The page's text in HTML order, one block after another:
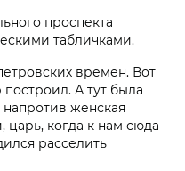
проспекта
табличками.
времен. Вот
А тут была
женская
царь, когда к нам сюда
расселить